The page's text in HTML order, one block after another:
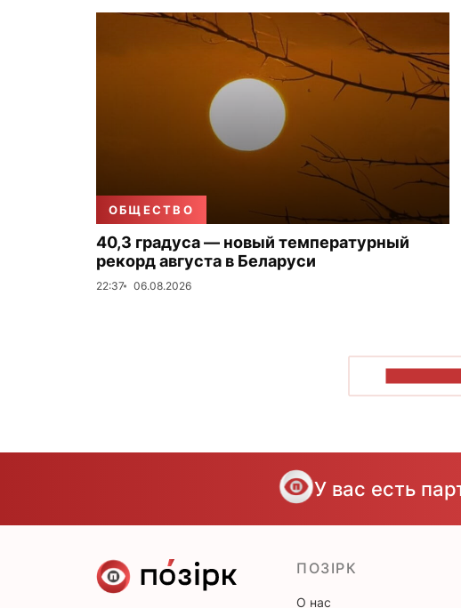
ОБЩЕСТВО
40,3 градуса — новый температурный
рекорд августа в Беларуси
22:37 06.08.2026
У вас есть
ПОЗІРК
О нас